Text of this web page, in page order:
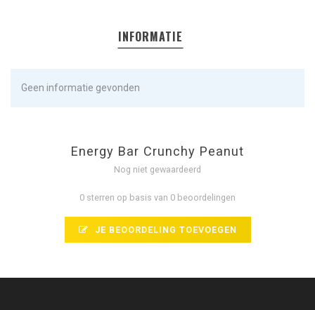
INFORMATIE
Geen informatie gevonden
Energy Bar Crunchy Peanut
Nog niet gewaardeerd
0 sterren op basis van 0 beoordelingen
JE BEOORDELING TOEVOEGEN